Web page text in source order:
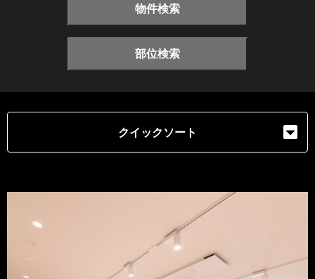
物件検索
部位検索
クイックソート